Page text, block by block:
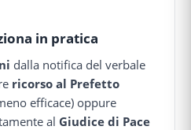
in pratica
dalla notifica del verbale
ricorso al Prefetto
efficace) oppure
al Giudice di Pace